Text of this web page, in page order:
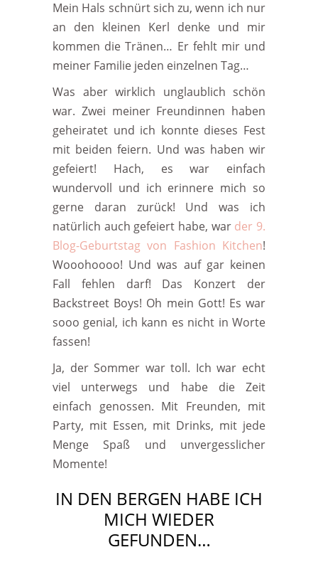
Mein Hals schnürt sich zu, wenn ich nur
an den kleinen Kerl denke und mir
kommen die Tränen… Er fehlt mir und
meiner Familie jeden einzelnen Tag…
Was aber wirklich unglaublich schön
war. Zwei meiner Freundinnen haben
geheiratet und ich konnte dieses Fest
mit beiden feiern. Und was haben wir
gefeiert! Hach, es war einfach
wundervoll und ich erinnere mich so
gerne daran zurück! Und was ich
natürlich auch gefeiert habe, war der 9.
Blog-Geburtstag von Fashion Kitchen!
Wooohoooo! Und was auf gar keinen
Fall fehlen darf! Das Konzert der
Backstreet Boys! Oh mein Gott! Es war
sooo genial, ich kann es nicht in Worte
fassen!
Ja, der Sommer war toll. Ich war echt
viel unterwegs und habe die Zeit
einfach genossen. Mit Freunden, mit
Party, mit Essen, mit Drinks, mit jede
Menge Spaß und unvergesslicher
Momente!
IN DEN BERGEN HABE ICH
MICH WIEDER
GEFUNDEN…